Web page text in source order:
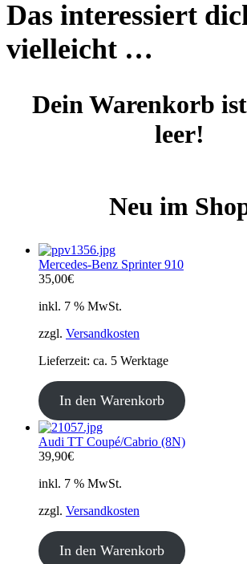
Das interessiert
vielleicht …
Dein Warenkorb
leer!
Neu im
Mercedes-Benz Sprinter 910
35,00€
inkl. 7 % MwSt.
zzgl. Versandkosten
Lieferzeit: ca. 5 Werktage
In den Warenkorb
Audi TT Coupé/Cabrio (8N)
39,90€
inkl. 7 % MwSt.
zzgl. Versandkosten
In den Warenkorb